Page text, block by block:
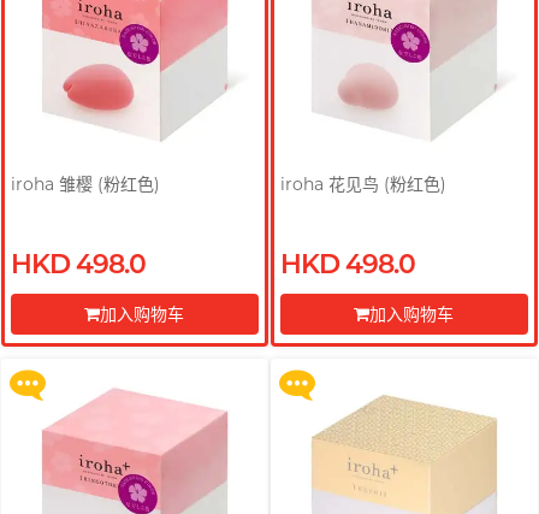
iroha 雏樱 (粉红色)
HKD 498.0
加入购物车
iroha 花见鸟 (粉红色)
HKD 498.0
加入购物车
购 Gillette 吉列 Labs 极光系列剃
须刀连底座 (刀架 1 件 + 刀头 2 片)
更多优惠
购 Gillette 吉列 Labs 极光系列剃
须刀连底座 (刀架 1 件 + 刀头 2 片)
更多优惠